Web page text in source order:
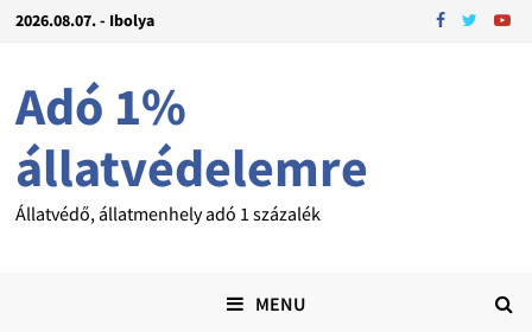
2026.08.07. - Ibolya
Adó 1%
állatvédelemre
Állatvédő, állatmenhely adó 1 százalék
MENU